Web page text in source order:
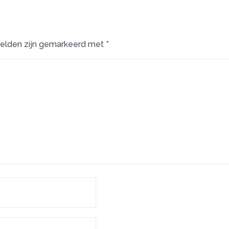
zijn gemarkeerd met *